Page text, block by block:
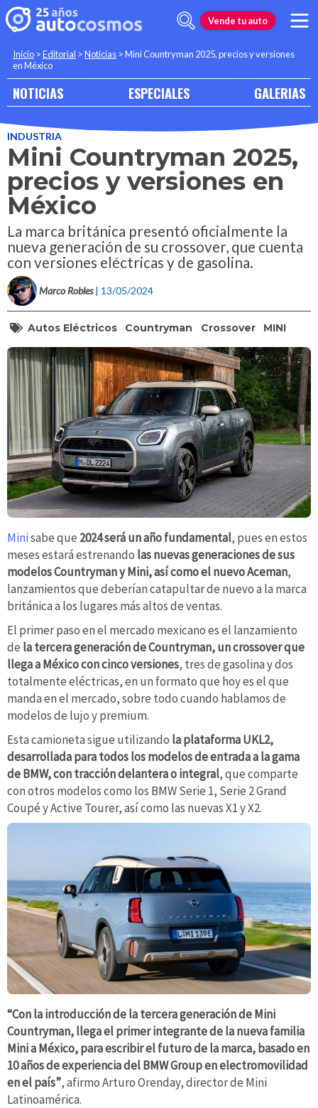
Vende tu auto
Inicio >Editorial >Noticias >Mini Countryman 2025, precios y versiones
en México
NOTICIAS ESPECIALES GALERIAS
INDUSTRIA
Mini Countryman 2025,
precios y versiones en
México
La marca británica presentó oficialmente la
nueva generación de su crossover, que cuenta
con versiones eléctricas y de gasolina.
Marco Robles | 13/05/2024
Autos Eléctricos Countryman Crossover MINI
Minisabe que 2024 será un año fundamental, pues en estos
meses estará estrenando las nuevas generaciones de sus
modelos Countryman y Mini, así como el nuevo Aceman,
lanzamientos que deberían catapultar de nuevo a la marca
británica a los lugares más altos de ventas.
El primer paso en el mercado mexicano es el lanzamiento
de la tercera generación de Countryman, un crossover que
llega a México con cinco versiones, tres de gasolina y dos
totalmente eléctricas, en un formato que hoy es el que
manda en el mercado, sobre todo cuando hablamos de
modelos de lujo y premium.
Esta camioneta sigue utilizando la plataforma UKL2,
desarrollada para todos los modelos de entrada a la gama
de BMW, con tracción delantera o integral, que comparte
con otros modelos como los BMW Serie 1, Serie 2 Grand
Coupé y Active Tourer, así como las nuevas X1 y X2.
“Con la introducción de la tercera generación de Mini
Countryman, llega el primer integrante de la nueva familia
Mini a México, para escribir el futuro de la marca, basado en
10 años de experiencia del BMW Group en electromovilidad
en el país”, afirmo Arturo Orenday, director de Mini
Latinoamérica.